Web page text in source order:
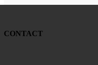
CONTACT